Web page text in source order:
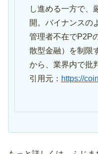
し進める一方で、
開。バイナンスの
管理者不在でP2P
散型金融）を制限
から、業界内で批
引用元： https://